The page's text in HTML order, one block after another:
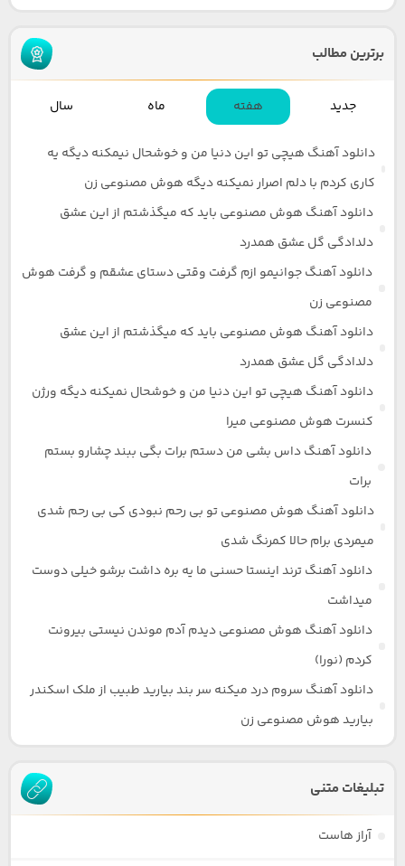
برترین مطالب
جدید هفته ماه سال
دانلود آهنگ هیچی تو این دنیا من و خوشحال نیمکنه دیگه یه
کاری کردم با دلم اصرار نمیکنه دیگه هوش مصنوعی زن
دانلود آهنگ هوش مصنوعی باید که میگذشتم از این عشق
دلدادگی گل عشق همدرد
دانلود آهنگ جوانیمو ازم گرفت وقتی دستای عشقم و گرفت هوش
مصنوعی زن
دانلود آهنگ هوش مصنوعی باید که میگذشتم از این عشق
دلدادگی گل عشق همدرد
دانلود آهنگ هیچی تو این دنیا من و خوشحال نمیکنه دیگه ورژن
کنسرت هوش مصنوعی میرا
دانلود آهنگ داس بشی من دستم برات بگی ببند چشارو بستم
برات
دانلود آهنگ هوش مصنوعی تو بی رحم نبودی کی بی رحم شدی
میمردی برام حالا کمرنگ شدی
دانلود آهنگ ترند اینستا حسنی ما یه بره داشت برشو خیلی دوست
میداشت
دانلود آهنگ هوش مصنوعی دیدم آدم موندن نیستی بیرونت
کردم (نورا)
دانلود آهنگ سروم درد میکنه سر بند بیارید طبیب از ملک اسکندر
بیارید هوش مصنوعی زن
تبلیغات متنی
آراز هاست